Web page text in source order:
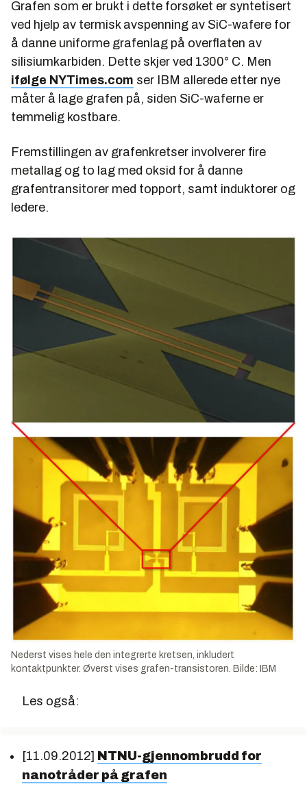
Grafen som er brukt i dette forsøket er syntetisert
ved hjelp av termisk avspenning av SiC-wafere for
å danne uniforme grafenlag på overflaten av
silisiumkarbiden. Dette skjer ved 1300° C. Men
ifølge NYTimes.com ser IBM allerede etter nye
måter å lage grafen på, siden SiC-waferne er
temmelig kostbare.
Fremstillingen av grafenkretser involverer fire
metallag og to lag med oksid for å danne
grafentransitorer med topport, samt induktorer og
ledere.
Nederst vises hele den integrerte kretsen, inkludert
kontaktpunkter. Øverst vises grafen-transistoren. Bilde: IBM
Les også:
[11.09.2012] NTNU-gjennombrudd for
nanotråder på grafen